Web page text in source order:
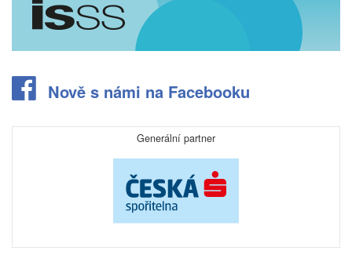
Nově s námi na Facebooku
Generální partner